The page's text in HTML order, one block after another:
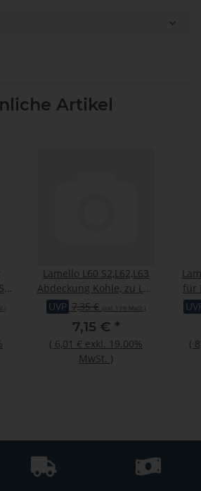
Artikel
Lamello L60 S2,L62,L63
Abdeckung Kohle, zu L60
S2/L61/L62/L63
UVP 7,35 € (inkl. 19% MwSt.)
7,15 € *
( 6,01 € exkl. 19.00%
MwSt. )
für
(